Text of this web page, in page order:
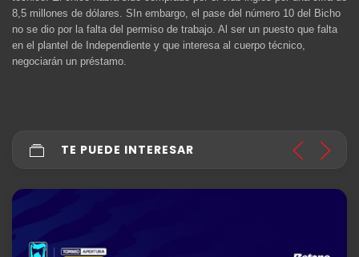
8,5 millones de dólares. SIn embargo, el pase del número 10 del Bicho
no se dio por la falta del permiso de trabajo. Al ser un puesto que falta
en el plantel de Independiente y que interesa al cuerpo técnico,
negociarán un préstamo.
TE PUEDE INTERESAR